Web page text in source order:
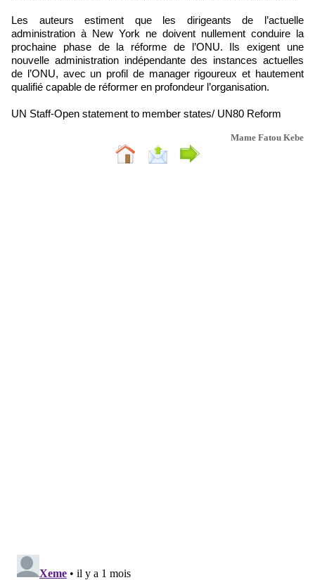
Les auteurs estiment que les dirigeants de l’actuelle
administration à New York ne doivent nullement conduire la
prochaine phase de la réforme de l’ONU. Ils exigent une
nouvelle administration indépendante des instances actuelles
de l’ONU, avec un profil de manager rigoureux et hautement
qualifié capable de réformer en profondeur l’organisation.
UN Staff-Open statement to member states/ UN80 Reform
Mame Fatou Kebe